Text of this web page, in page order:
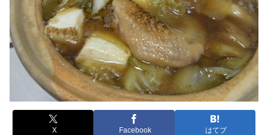
X Facebook はてブ